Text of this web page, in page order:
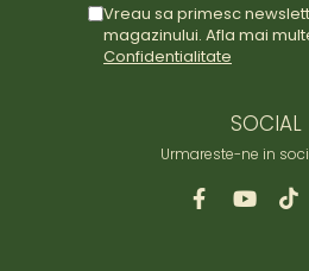
Vreau sa primesc
magazinului. Afla mai
Confidentialitate
SOCIAL
Urmareste-ne in